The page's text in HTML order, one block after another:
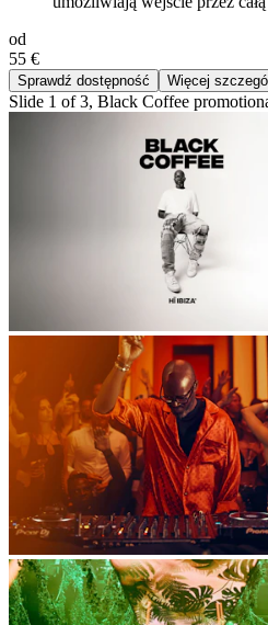
od
55 €
Sprawdź dostępność Więcej
Slide 1 of 3, Black Coffee